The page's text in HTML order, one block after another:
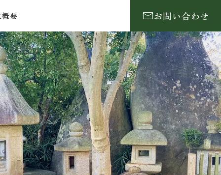
要 お問い合わせ